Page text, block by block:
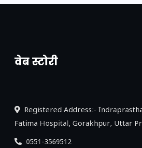
वेब स्टोरी
नया एक्सप्रेसवे: पूर्वांचल का लक,
Registered Address:-
Fatima Hospital, Gorakhpur, Uttar
0551-3569512